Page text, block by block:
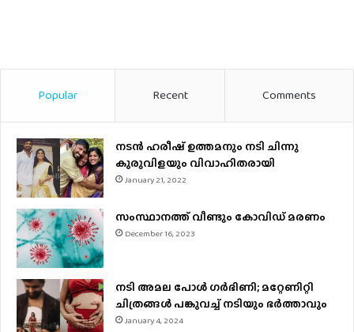
Popular Recent Comments
നടന്‍ ഹരീഷ് ഉത്തമനും നടി ചിന്നു
കുരുവിളയും വിവാഹിതരായി
January 21, 2022
സംസ്ഥാനത്ത് വീണ്ടും കോവിഡ് മരണം
December 16, 2023
നടി അമല പോൾ ​ഗർഭിണി; മറ്റേണിറ്റി
ചിത്രങ്ങള്‍ പങ്കുവച്ച് നടിയും ഭർത്താവും
January 4, 2024